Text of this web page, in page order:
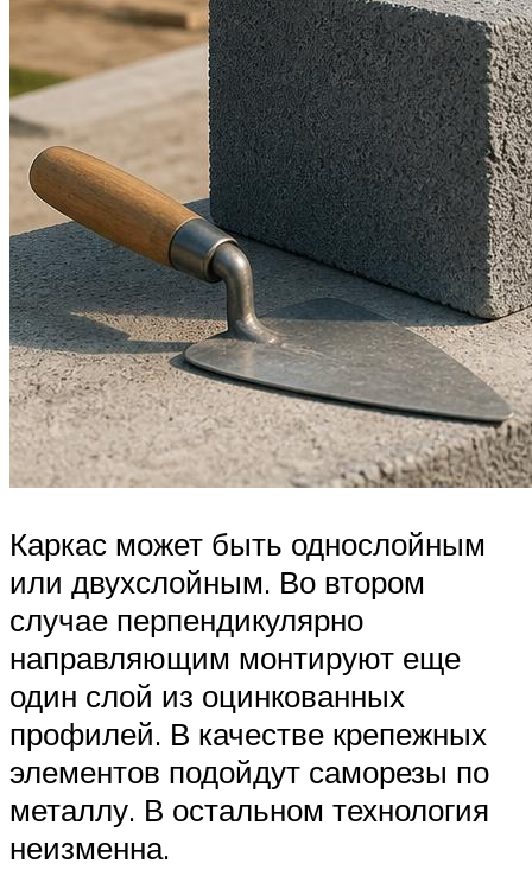
Каркас может быть однослойным
или двухслойным. Во втором
случае перпендикулярно
направляющим монтируют еще
один слой из оцинкованных
профилей. В качестве крепежных
элементов подойдут саморезы по
металлу. В остальном технология
неизменна.